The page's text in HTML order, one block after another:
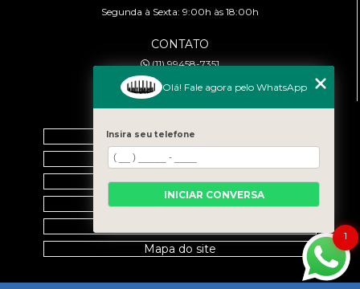
Segunda à Sexta: 9:00h às 18:00h
CONTATO
(11) 99458-7351
cursoabtrans@gmail.com
Home
Empresa
Galeria
Contato
Mapa do site
1
Olá! Fale agora pelo WhatsApp
Insira seu telefone
INICIAR CONVERSA